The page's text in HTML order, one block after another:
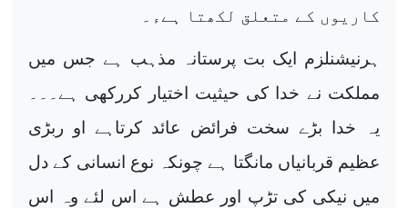
کاریوں کے متعلق لکھتا ہےء۔
ہرنیشنلزم ایک بت پرستانہ مذہب ہے جس میں
مملکت نے خدا کی حیثیت اختیار کررکھی ہے۔۔۔
یہ خدا بڑے سخت فرائض عائد کرتاہے او ربڑی
عظیم قربانیاں مانگتا ہے چونکہ نوع انسانی کے دل
میں نیکی کی تڑپ اور عطش ہے اس لئے وہ اس